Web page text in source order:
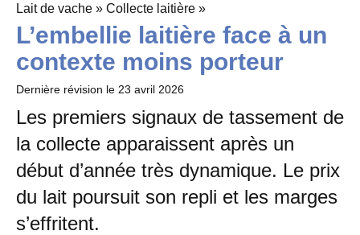
Lait de vache » Collecte laitière »
L’embellie laitière face à un
contexte moins porteur
Dernière révision le 23 avril 2026
Les premiers signaux de tassement de
la collecte apparaissent après un
début d’année très dynamique. Le prix
du lait poursuit son repli et les marges
s’effritent.